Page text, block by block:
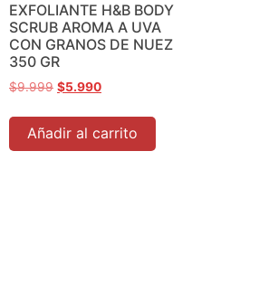
EXFOLIANTE H&B BODY
SCRUB AROMA A UVA
CON GRANOS DE NUEZ
350 GR
$9.999 $5.990
Añadir al carrito